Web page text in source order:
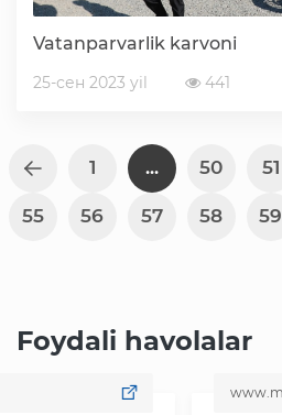
Vatanparvarlik karvoni
25-сен 2023 yil 441
1 ... 50 51
55 56 57 58 59
Foydali havolalar
www.my.gov.uz